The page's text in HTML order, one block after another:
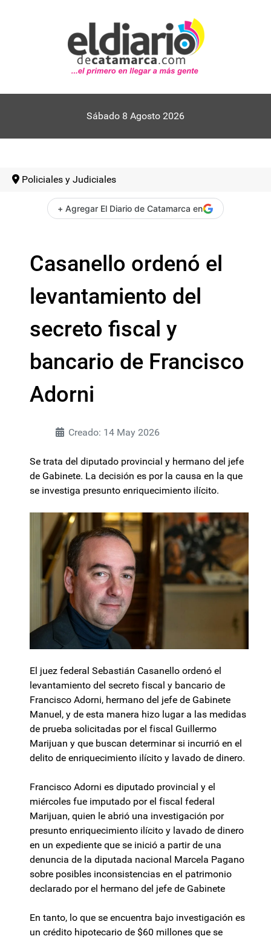
Sábado 8 Agosto 2026
Policiales y Judiciales
+ Agregar El Diario de Catamarca en
Casanello ordenó el
levantamiento del
secreto fiscal y
bancario de Francisco
Adorni
Creado: 14 May 2026
Se trata del diputado provincial y hermano del jefe
de Gabinete. La decisión es por la causa en la que
se investiga presunto enriquecimiento ilícito.
El juez federal Sebastián Casanello ordenó el
levantamiento del secreto fiscal y bancario de
Francisco Adorni, hermano del jefe de Gabinete
Manuel, y de esta manera hizo lugar a las medidas
de prueba solicitadas por el fiscal Guillermo
Marijuan y que buscan determinar si incurrió en el
delito de enriquecimiento ilícito y lavado de dinero.
Francisco Adorni es diputado provincial y el
miércoles fue imputado por el fiscal federal
Marijuan, quien le abrió una investigación por
presunto enriquecimiento ilícito y lavado de dinero
en un expediente que se inició a partir de una
denuncia de la diputada nacional Marcela Pagano
sobre posibles inconsistencias en el patrimonio
declarado por el hermano del jefe de Gabinete
En tanto, lo que se encuentra bajo investigación es
un crédito hipotecario de $60 millones que se